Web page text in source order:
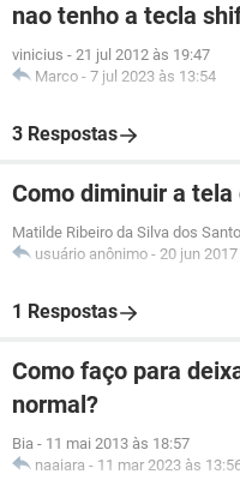
nao tenho a tecla
vinicius - 21 jul 2012 às 19:47
Marco - 7 jul 2023 às 13:54
3 Respostas
Como diminuir a
Matilde Ribeiro da Silva dos
usuário anônimo - 20 jun
1 Respostas
Como faço para
normal?
Bia - 11 mai 2013 às 18:57
naaiara - 11 mar 2023 às